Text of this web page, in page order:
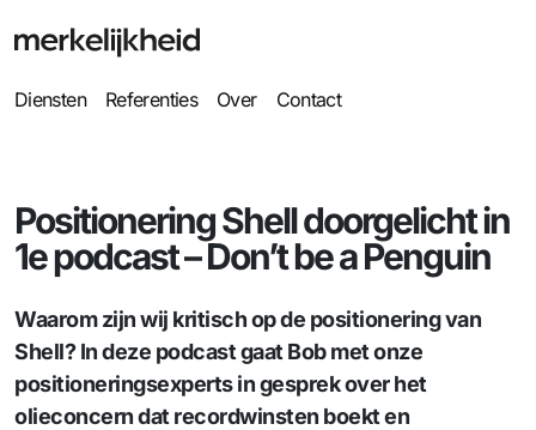
Diensten Referenties Over Contact
Positionering Shell doorgelicht in
1e podcast – Don’t be a Penguin
Waarom zijn wij kritisch op de positionering van
Shell? In deze podcast gaat Bob met onze
positioneringsexperts in gesprek over het
olieconcern dat recordwinsten boekt en